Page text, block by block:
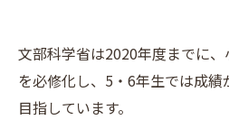
文部科学省は2020年度までに
を必修化し、5・6年生では成
目指しています。